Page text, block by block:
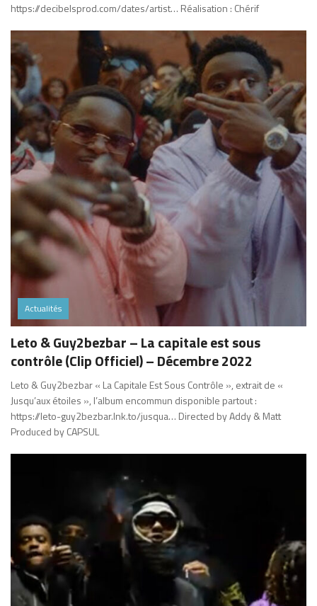
https://decibelsprod.com/dates/artist… Réalisation : Chérif
Actualités
Leto & Guy2bezbar – La capitale est sous
contrôle (Clip Officiel) – Décembre 2022
Leto & Guy2bezbar « La Capitale Est Sous Contrôle », extrait de «
Jusqu’aux étoiles », l’album encommun disponible partout :
https://leto-guy2bezbar.lnk.to/jusqua… Directed by Addy & Matt
Produced by CAPSUL